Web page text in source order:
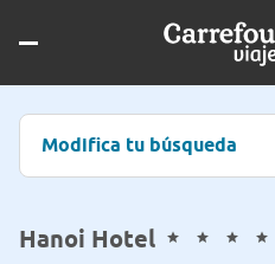
Modifica tu búsqueda
Hanoi Hotel